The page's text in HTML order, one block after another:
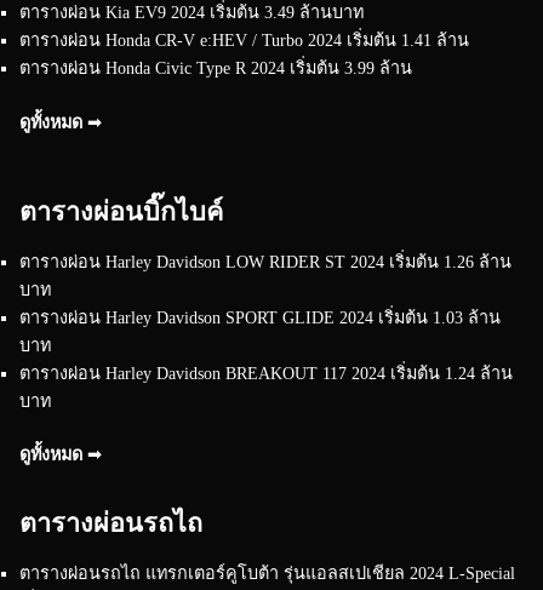
ตารางผ่อน Kia EV9 2024 เริ่มต้น 3.49 ล้านบาท
ตารางผ่อน Honda CR-V e:HEV / Turbo 2024 เริ่มต้น 1.41 ล้าน
ตารางผ่อน Honda Civic Type R 2024 เริ่มต้น 3.99 ล้าน
ดูทั้งหมด ➟
ตารางผ่อนบิ๊กไบค์
ตารางผ่อน Harley Davidson LOW RIDER ST 2024 เริ่มต้น 1.26 ล้าน
บาท
ตารางผ่อน Harley Davidson SPORT GLIDE 2024 เริ่มต้น 1.03 ล้าน
บาท
ตารางผ่อน Harley Davidson BREAKOUT 117 2024 เริ่มต้น 1.24 ล้าน
บาท
ดูทั้งหมด ➟
ตารางผ่อนรถไถ
ตารางผ่อนรถไถ แทรกเตอร์คูโบต้า รุ่นแอลสเปเชียล 2024 L-Special